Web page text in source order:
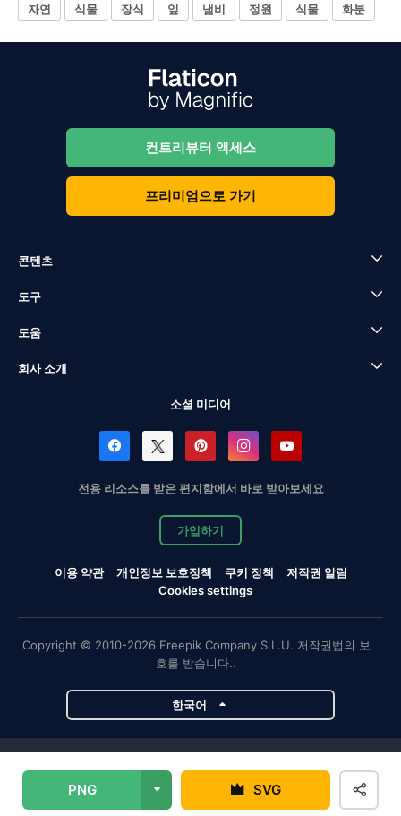
PNG SVG
자연 식물 장식 잎 냄비 정원 식물 화분
컨트리뷰터 액세스
프리미엄으로 가기
콘텐츠
도구
도움
회사 소개
소셜 미디어
전용 리소스를 받은 편지함에서 바로 받아보세요
가입하기
이용 약관 개인정보 보호정책 쿠키 정책
저작권 알림
Cookies settings
Copyright © 2010-2026 Freepik Company S.L.U. 저작권법의 보
호를 받습니다..
한국어